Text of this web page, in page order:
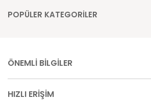
POPÜLER KATEGORİLER
ÖNEMLİ BİLGİLER
HIZLI ERİŞİM